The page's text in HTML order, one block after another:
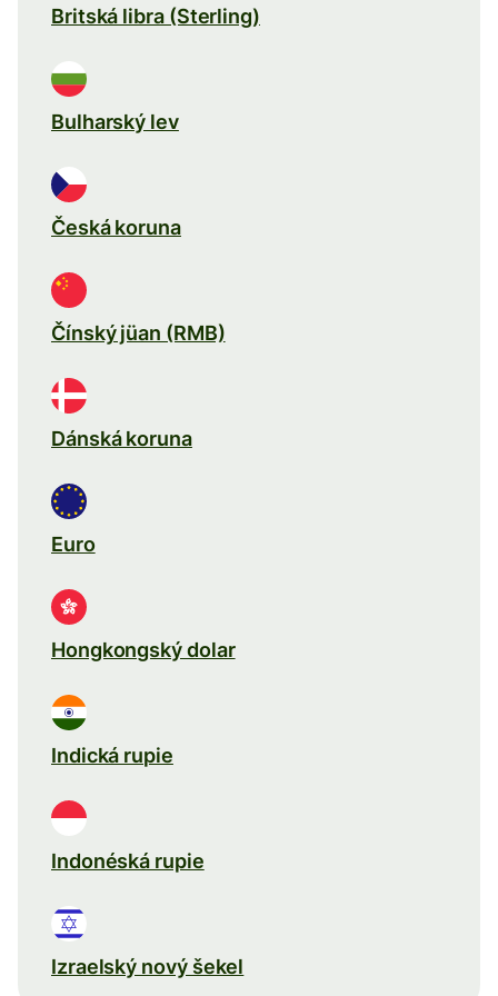
Britská libra (Sterling)
Bulharský lev
Česká koruna
Čínský jüan (RMB)
Dánská koruna
Euro
Hongkongský dolar
Indická rupie
Indonéská rupie
Izraelský nový šekel